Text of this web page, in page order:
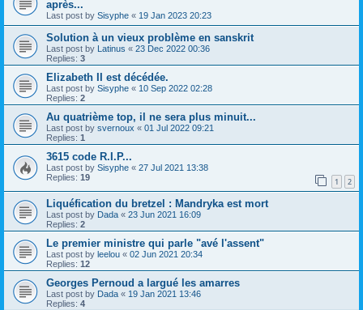
après...
Last post by Sisyphe « 19 Jan 2023 20:23
Solution à un vieux problème en sanskrit
Last post by Latinus « 23 Dec 2022 00:36
Replies: 3
Elizabeth II est décédée.
Last post by Sisyphe « 10 Sep 2022 02:28
Replies: 2
Au quatrième top, il ne sera plus minuit...
Last post by svernoux « 01 Jul 2022 09:21
Replies: 1
3615 code R.I.P...
Last post by Sisyphe « 27 Jul 2021 13:38
Replies: 19 1 2
Liquéfication du bretzel : Mandryka est mort
Last post by Dada « 23 Jun 2021 16:09
Replies: 2
Le premier ministre qui parle "avé l'assent"
Last post by leelou « 02 Jun 2021 20:34
Replies: 12
Georges Pernoud a largué les amarres
Last post by Dada « 19 Jan 2021 13:46
Replies: 4